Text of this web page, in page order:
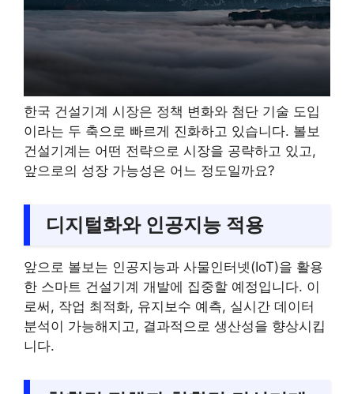
한국 건설기계 시장은 정책 변화와 첨단 기술 도입
이라는 두 축으로 빠르게 진화하고 있습니다. 볼보
건설기계는 어떤 전략으로 시장을 공략하고 있고,
앞으로의 성장 가능성은 어느 정도일까요?
디지털화와 인공지능 적용
앞으로 볼보는 인공지능과 사물인터넷(IoT)을 활용
한 스마트 건설기계 개발에 집중할 예정입니다. 이
로써, 작업 최적화, 유지보수 예측, 실시간 데이터
분석이 가능해지고, 결과적으로 생산성을 향상시킵
니다.